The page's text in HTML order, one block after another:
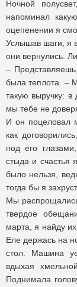
Ночной
напоминал
оцепенении я
Услышав шаги, я
они вернулись.
–
была теплота. –
такую выручку: в
мы тебе не
И он поцеловал
как
под его
стыда и счастья
было нельзя,
тогда бы я
Мы
твердое
марта, я найду
Еле держась на
стол. Машина
вдыхая
Поднимала